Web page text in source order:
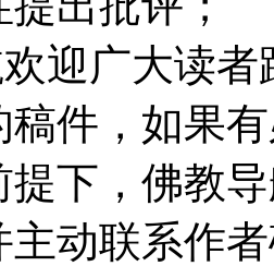
迎广大读
稿件，如果
提下，佛教
主动联系作